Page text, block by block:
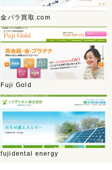
金パラ買取.com
Fuji Gold
fujidental energy